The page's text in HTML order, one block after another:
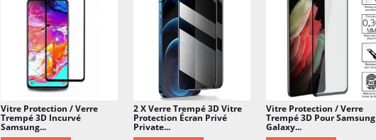
Vitre Protection / Verre
Trempé 3D Incurvé
Samsung...
2 X Verre Trempé 3D Vitre
Protection Écran Privé
Private...
Vitre Protection / Verre
Trempé 3D Pour Samsung
Galaxy...